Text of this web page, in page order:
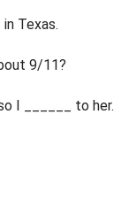
Texas.
9/11?
I ______ to her.